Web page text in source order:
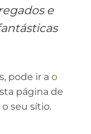
e
pode ir a o
página de
seu sítio.